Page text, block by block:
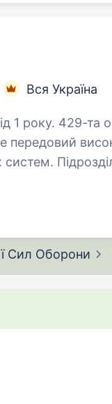
Вся Україна
бригада
передовий
Сил Оборони